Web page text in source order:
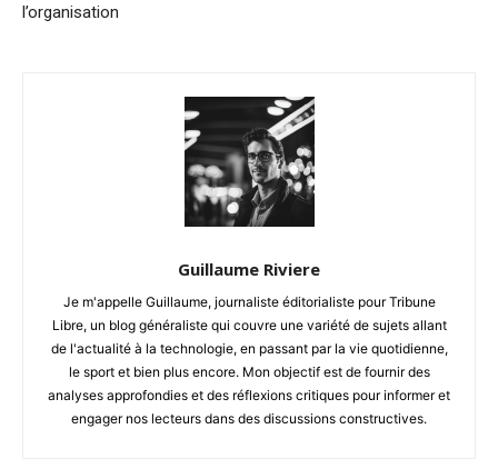
l’organisation
Guillaume Riviere
Je m'appelle Guillaume, journaliste éditorialiste pour Tribune
Libre, un blog généraliste qui couvre une variété de sujets allant
de l'actualité à la technologie, en passant par la vie quotidienne,
le sport et bien plus encore. Mon objectif est de fournir des
analyses approfondies et des réflexions critiques pour informer et
engager nos lecteurs dans des discussions constructives.